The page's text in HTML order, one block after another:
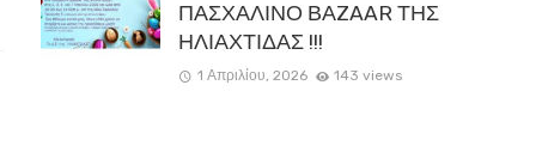
ΠΑΣΧΑΛΙΝΟ ΒΑZAAR ΤΗΣ
ΗΛΙΑΧΤΙΔΑΣ !!!
1 Απριλίου, 2026 143 views